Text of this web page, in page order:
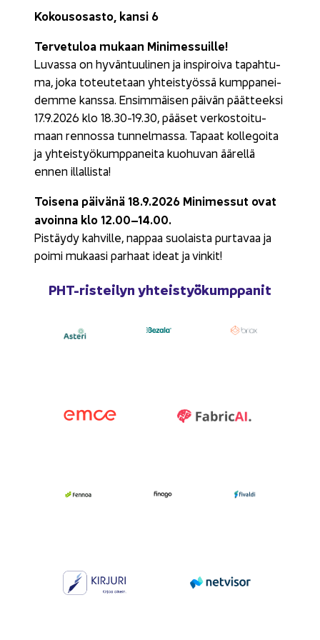
Ko­kous­osas­to, kansi 6
Ter­ve­tu­loa mu­kaan Mi­ni­mes­suil­le!
Lu­vas­sa on hy­vän­tuu­li­nen ja ins­pi­roi­va ta­pah­tu­
ma, joka to­teu­te­taan yh­teis­työs­sä kump­pa­nei­
dem­me kans­sa. En­sim­mäi­sen päi­vän päät­teek­si
17.9.2026 klo 18.30-19.30, pää­set ver­kos­toi­tu­
maan ren­nos­sa tun­nel­mas­sa. Ta­paat kol­le­goi­ta
ja yh­teis­työ­kump­pa­nei­ta kuo­hu­van ää­rel­lä
ennen il­lal­lis­ta!
Toi­se­na päi­vä­nä 18.9.2026 Mi­ni­mes­sut ovat
avoin­na klo 12.00–14.00.
Pis­täy­dy kah­vil­le, nap­paa suo­lais­ta pur­ta­vaa ja
poimi mu­kaa­si par­haat ideat ja vin­kit!
PHT-​risteilyn yh­teis­työ­kump­pa­nit